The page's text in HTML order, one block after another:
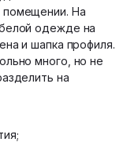
помещении. На
одежде на
и шапка профиля.
много, но не
на